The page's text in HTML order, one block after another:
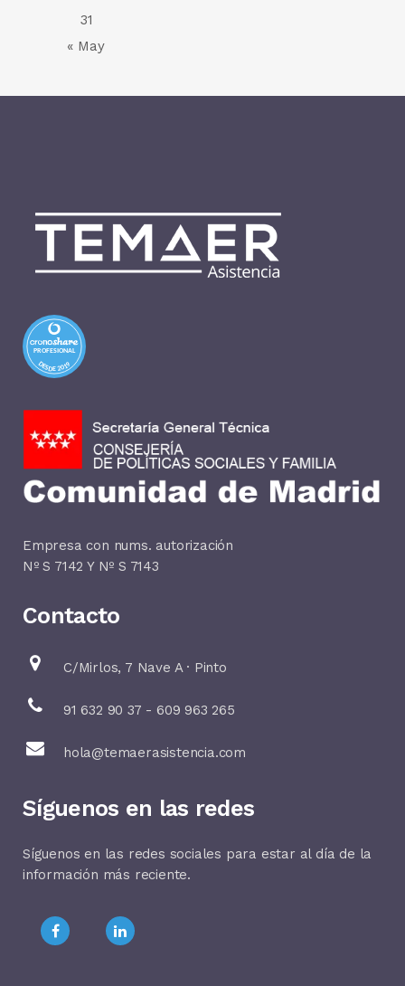
31
« May
PROFESIONAL
DESDE 2019
Empresa con nums. autorización
Nº S 7142 Y Nº S 7143
Contacto
C/Mirlos, 7 Nave A · Pinto
91 632 90 37 - 609 963 265
hola@temaerasistencia.com
Síguenos en las redes
Síguenos en las redes sociales para estar al día de la
información más reciente.